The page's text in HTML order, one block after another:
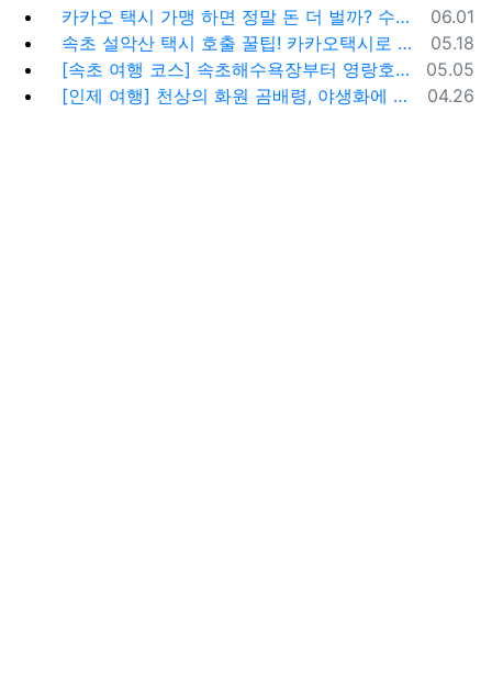
등록일
06.01
카카오 택시 가맹 하면 정말 돈 더 벌까? 수수료 대비 수익 분석과 비가맹의 영리한 선택
등록일
05.18
속초 설악산 택시 호출 꿀팁! 카카오택시로 빠르고 편하게 이용하는 방법
등록일
05.05
[속초 여행 코스] 속초해수욕장부터 영랑호까지, 꼭 가봐야 할 BEST 5
등록일
04.26
[인제 여행] 천상의 화원 곰배령, 야생화에 물들다 (예약 및 코스 팁)